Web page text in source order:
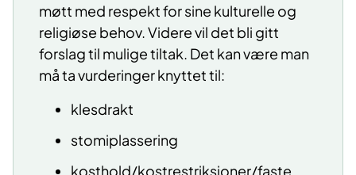
møtt med respekt for sine kulturelle og
religiøse behov. Videre vil det bli gitt
forslag til mulige tiltak. Det kan være man
må ta vurderinger knyttet til:
klesdrakt
stomiplassering
kosthold/kostrestriksjoner/faste